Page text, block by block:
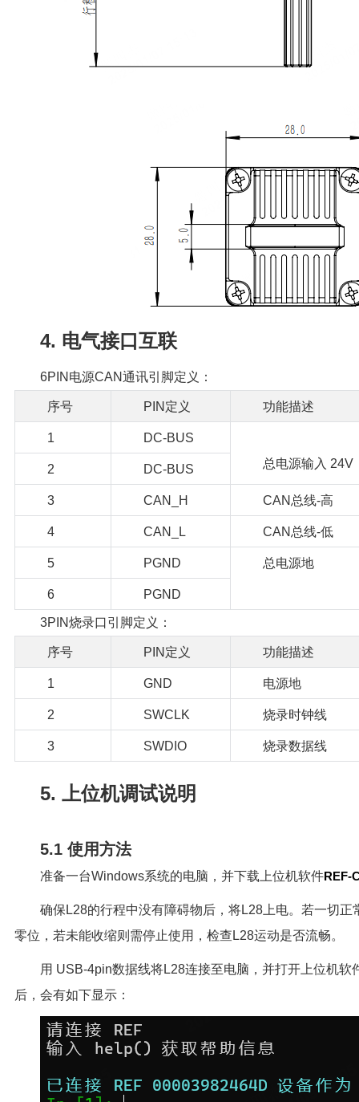
4. 电气接口互联
6PIN电源CAN通讯引脚定义：
序号 PIN定义 功能描述
1
DC-BUS
总电源输入 24V
2 DC-BUS
3 CAN_H CAN总线-高
4 CAN_L CAN总线-低
5 PGND 总电源地
6 PGND
3PIN烧录口引脚定义：
序号 PIN定义 功能描述
1 GND 电源地
2 SWCLK 烧录时钟线
3 SWDIO 烧录数据线
5. 上位机调试说明
5.1 使用方法
准备一台Windows系统的电脑，并下载上位机软件REF-
确保L28的行程中没有障碍物后，将L28上电。若一切正
零位，若未能收缩则需停止使用，检查L28运动是否流畅。
用 USB-4pin数据线将L28连接至电脑，并打开上位机软
后，会有如下显示：